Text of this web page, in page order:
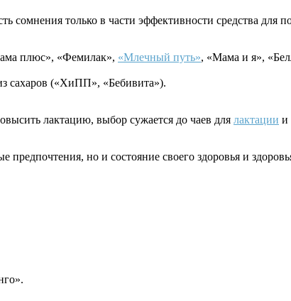
сомнения только в части эффективности средства
плюс», «Фемилак», «Млечный путь», «Мама и я»,
сахаров («ХиПП», «Бебивита»).
лактацию, выбор сужается до чаев для лактации и
но и состояние своего здоровья и